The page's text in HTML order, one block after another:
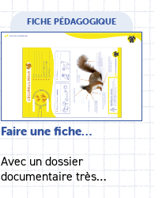
FICHE PÉDAGOGIQUE
Faire une fiche…
Avec un dossier
documentaire très…